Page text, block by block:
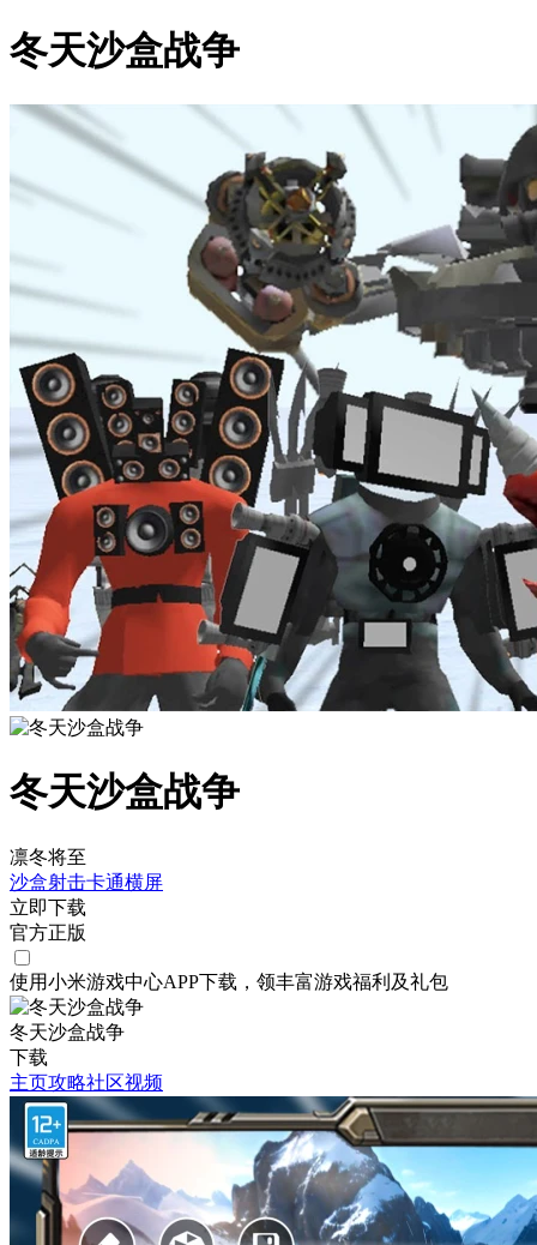
冬天沙盒战争
冬天沙盒战争
凛冬将至
沙盒射击卡通横屏
立即下载
官方正版
使用小米游戏中心APP下载 ，领丰富游戏福利 及礼包
冬天沙盒战争
下载
主页攻略社区视频